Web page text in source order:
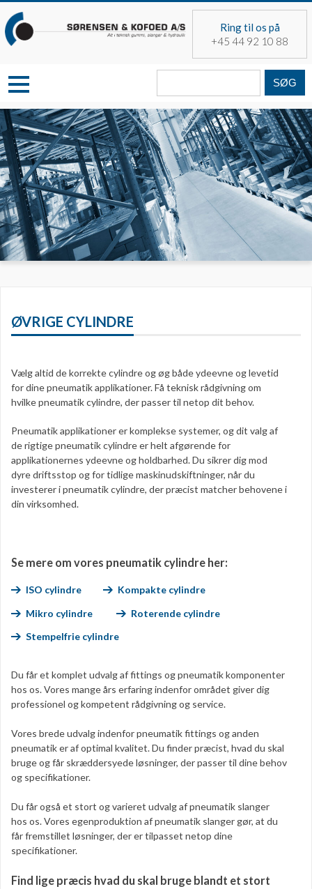
to
content
Ring til os på
+45 44 92 10 88
Søg
fra:
ØVRIGE CYLINDRE
Vælg altid de korrekte cylindre og øg både ydeevne og levetid
for dine pneumatik applikationer. Få teknisk rådgivning om
hvilke pneumatik cylindre, der passer til netop dit behov.
Pneumatik applikationer er komplekse systemer, og dit valg af
de rigtige pneumatik cylindre er helt afgørende for
applikationernes ydeevne og holdbarhed. Du sikrer dig mod
dyre driftsstop og for tidlige maskinudskiftninger, når du
investerer i pneumatik cylindre, der præcist matcher behovene i
din virksomhed.
Se mere om vores pneumatik cylindre her:
ISO cylindre
Kompakte cylindre
Mikro cylindre
Roterende cylindre
Stempelfrie cylindre
Du får et komplet udvalg af fittings og pneumatik komponenter
hos os. Vores mange års erfaring indenfor området giver dig
professionel og kompetent rådgivning og service.
Vores brede udvalg indenfor pneumatik fittings og anden
pneumatik er af optimal kvalitet. Du finder præcist, hvad du skal
bruge og får skræddersyede løsninger, der passer til dine behov
og specifikationer.
Du får også et stort og varieret udvalg af pneumatik slanger
hos os. Vores egenproduktion af pneumatik slanger gør, at du
får fremstillet løsninger, der er tilpasset netop dine
specifikationer.
Find lige præcis hvad du skal bruge blandt et stort